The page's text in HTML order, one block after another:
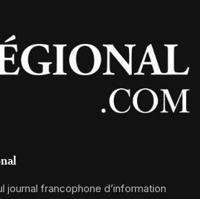
journal francophone d’information